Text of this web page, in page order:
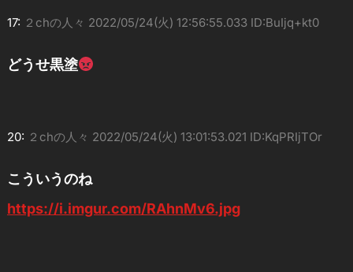
17: ２chの人々 2022/05/24(火) 12:56:55.033 ID:BuIjq+kt0
どうせ黒塗
20: ２chの人々 2022/05/24(火) 13:01:53.021 ID:KqPRIjTOr
こういうのね
https://i.imgur.com/RAhnMv6.jpg